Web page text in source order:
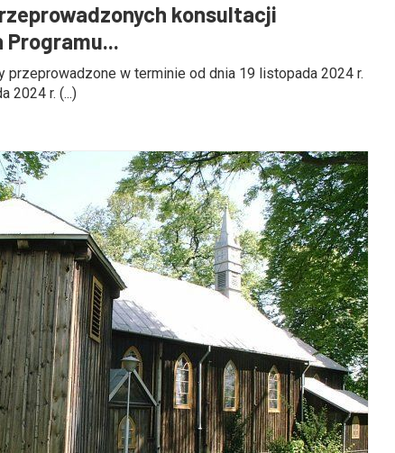
konsultacji
Programu...
przeprowadzone w terminie od dnia 19 listopada 2024 r.
2024 r. (...)